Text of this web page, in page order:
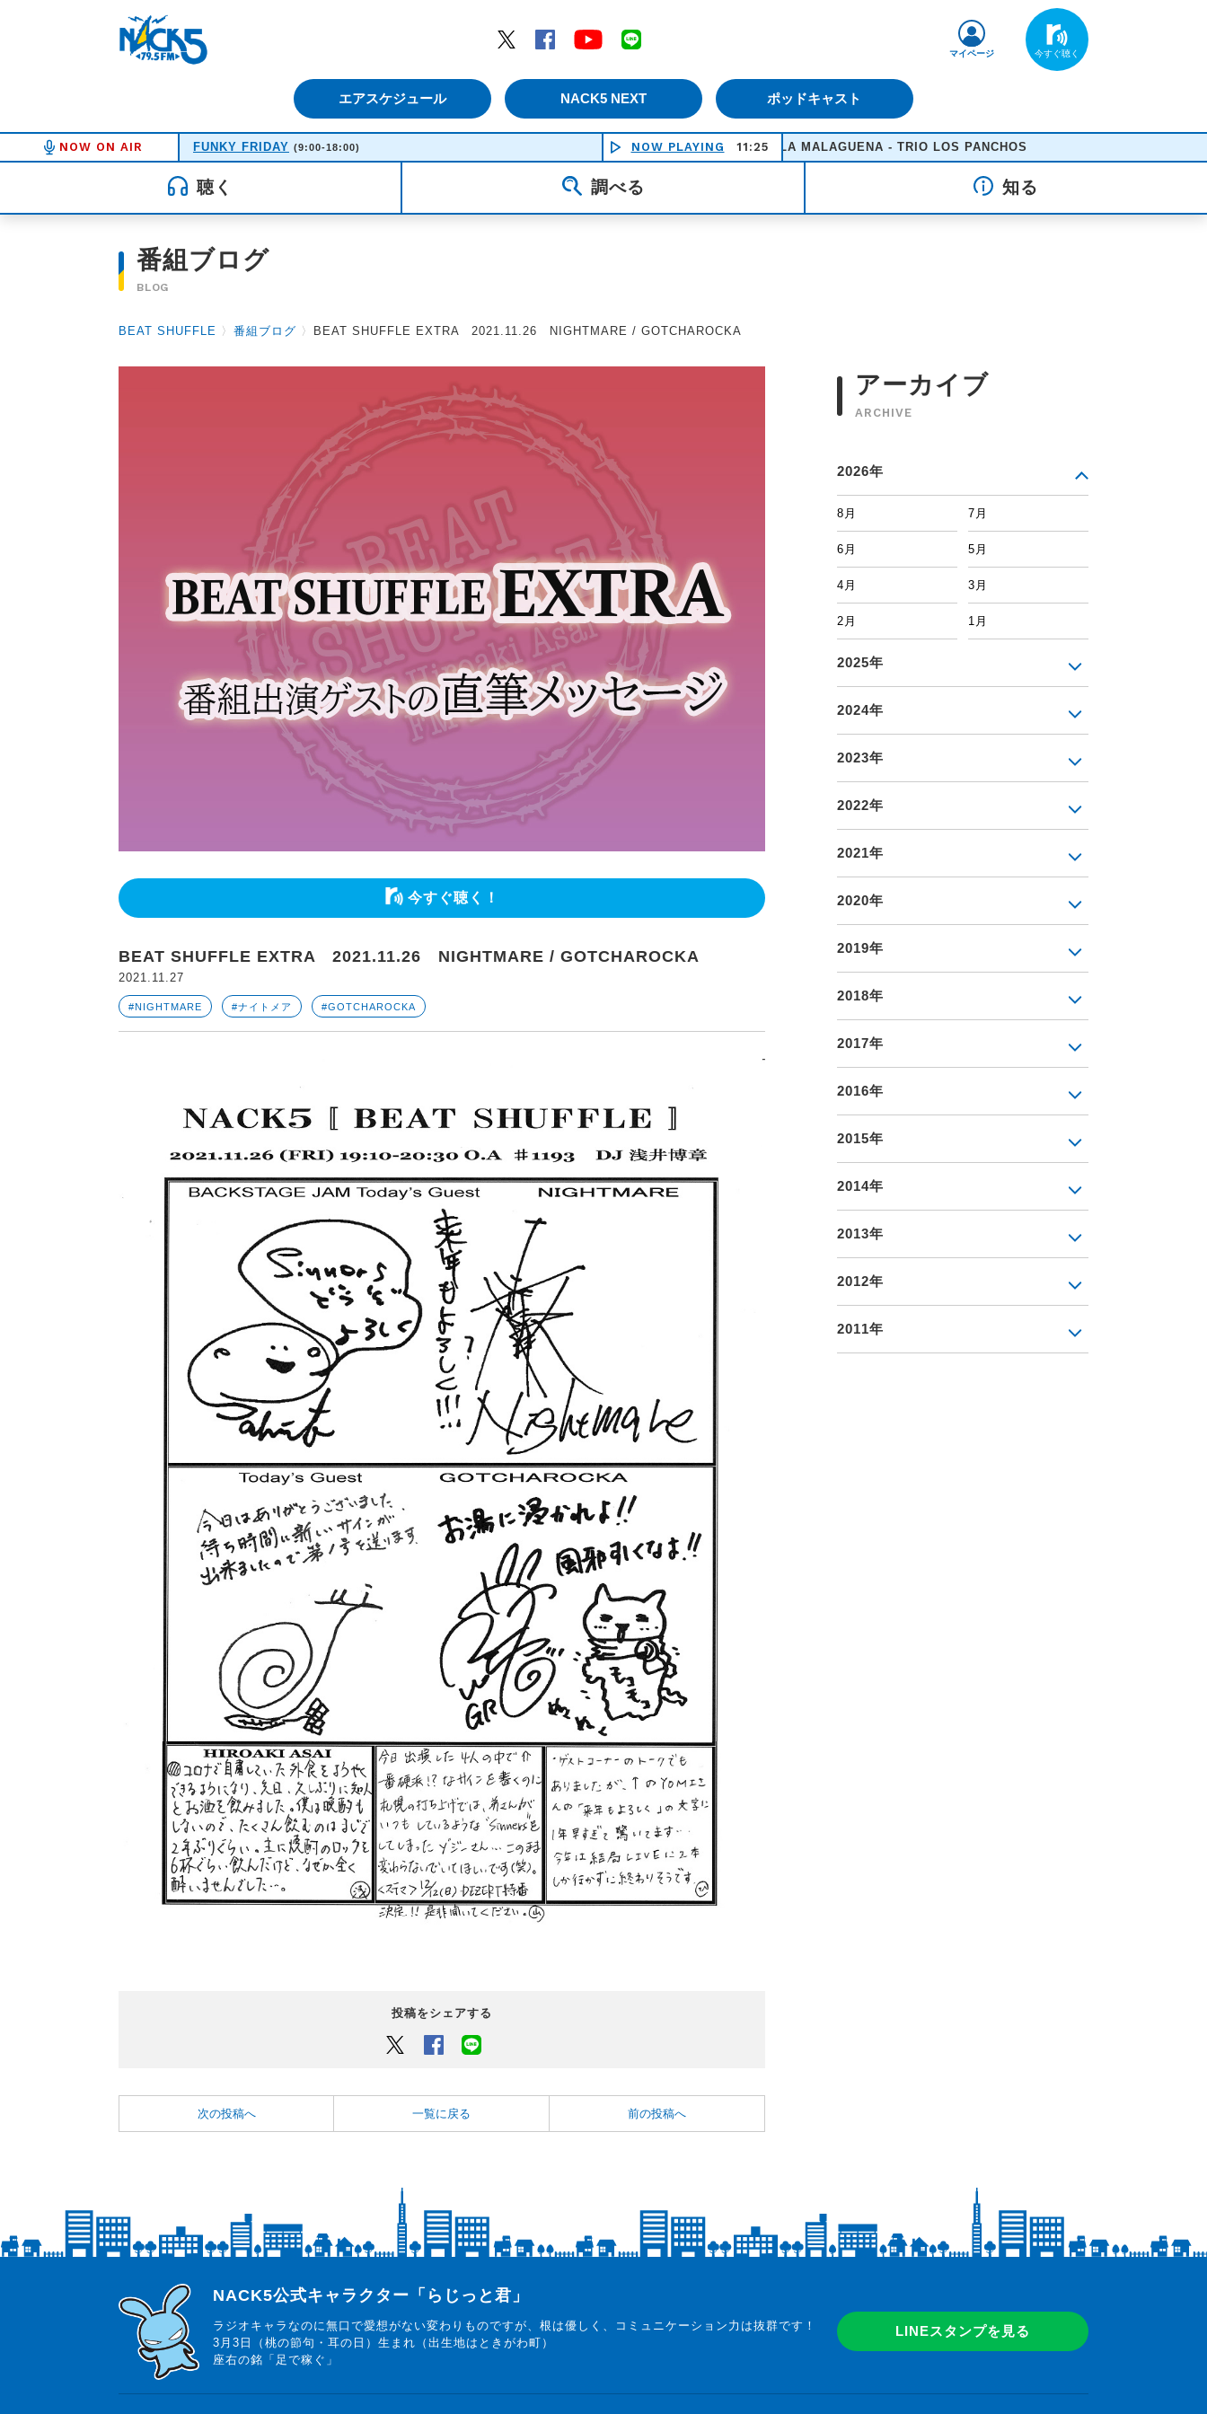
Twitter
Facebook YouTube
エアスケジュール NACK5 NEXT ポッドキャスト
マイページ
NOW ON AIR FUNKY FRIDAY (9:00-18:00) NOW PLAYING 11:25
LA MALAGUENA - TRIO LOS PANCHOS
聴く 調べる 知る
番組ブログ
BLOG
BEAT SHUFFLE 〉 番組ブログ 〉 BEAT SHUFFLE EXTRA 2021.11.26 NIGHTMARE / GOTCHAROCKA
今すぐ聴く！
BEAT SHUFFLE EXTRA 2021.11.26 NIGHTMARE / GOTCHAROCKA
2021.11.27
#NIGHTMARE #ナイトメア #GOTCHAROCKA
投稿をシェアする
Twitter Facebook
次の投稿へ 一覧に戻る 前の投稿へ
アーカイブ
ARCHIVE
2026年
8月 7月
6月 5月
4月 3月
2月 1月
2025年
2024年
2023年
2022年
2021年
2020年
2019年
2018年
2017年
2016年
2015年
2014年
2013年
2012年
2011年
らじっと君
NACK5公式キャラクター「らじっと君」
ラジオキャラなのに無口で愛想がない変わりものですが、根は優しく、コミュニケーション力は抜群です！
3月3日（桃の節句・耳の日）生まれ（出生地はときがわ町）
座右の銘「足で稼ぐ」
LINEスタンプを見る